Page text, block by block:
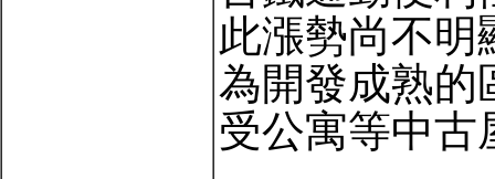
此漲勢尚不明
為開發成熟的
受公寓等中古